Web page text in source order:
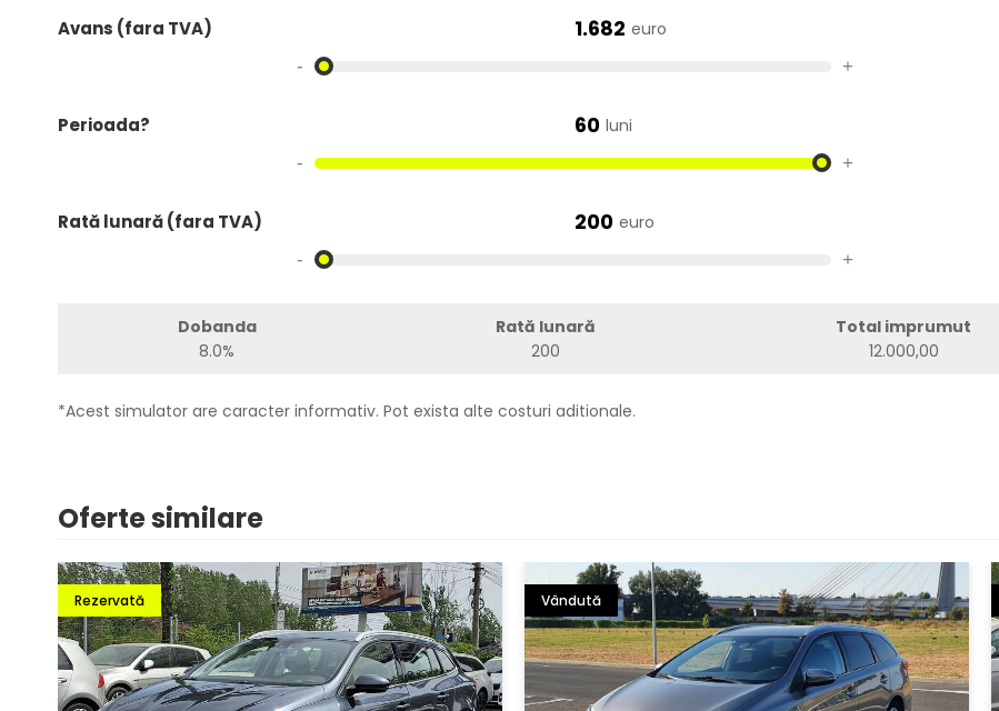
Avans (fara TVA) 1.682 euro
- +
Perioada? 60 luni
- +
Rată lunară (fara TVA) 200 euro
- +
Dobanda
8.0%
Rată lunară
200
Total imprumut
12.000,00
*Acest simulator are caracter informativ. Pot exista alte costuri aditionale.
Oferte similare
Rezervată Vândută